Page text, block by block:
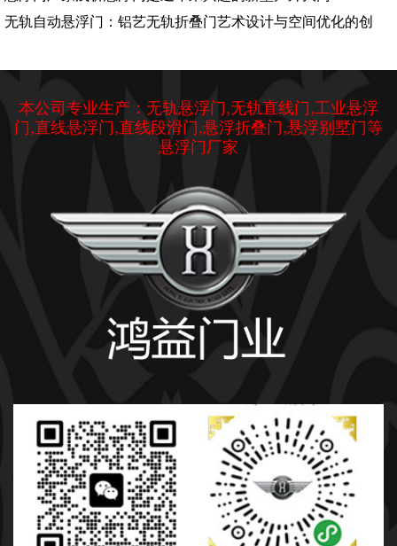
无轨自动悬浮门：铝艺无轨折叠门艺术设计与空间优化的创
本公司专业生产：无轨悬浮门,无轨直线门,工业悬浮
门,直线悬浮门,直线段滑门,悬浮折叠门,悬浮别墅门等
悬浮门厂家